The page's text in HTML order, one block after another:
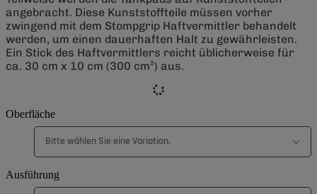
angebracht. Diese Kunststoffteile müssen vorher
zwingend mit dem Stompgrip Haftvermittler behandelt
werden, um einen dauerhaften Halt zu gewährleisten.
Ein Stick des Haftvermittlers reicht üblicherweise für
ca. 30 cm x 10 cm (300 cm²) aus.
Oberfläche
Bitte wählen Sie eine Variation.
Ausführung